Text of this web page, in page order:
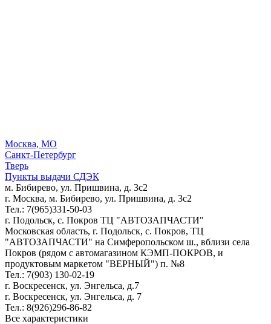
Москва, МО
Санкт-Петербург
Тверь
Пункты выдачи СДЭК
м. Бибирево, ул. Пришвина, д. 3с2
г. Москва, м. Бибирево, ул. Пришвина, д. 3с2
Тел.: 7(965)331-50-03
г. Подольск, c. Покров ТЦ "АВТОЗАПЧАСТИ"
Московская область, г. Подольск, c. Покров, ТЦ
"АВТОЗАПЧАСТИ" на Симферопольском ш., вблизи села
Покров (рядом с автомагазином КЭМП-ПОКРОВ, и
продуктовым маркетом "ВЕРНЫЙ") п. №8
Тел.: 7(903) 130-02-19
г. Воскресенск, ул. Энгельса, д.7
г. Воскресенск, ул. Энгельса, д. 7
Тел.: 8(926)296-86-82
Все характеристики